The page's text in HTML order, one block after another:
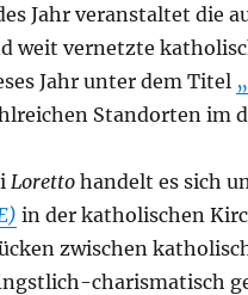
Jahr veranstaltet die
weit vernetzte
Jahr unter dem Titel
Standorten im
Lorettohandelt es sich
in der katholischen
zwischen
charismatisch